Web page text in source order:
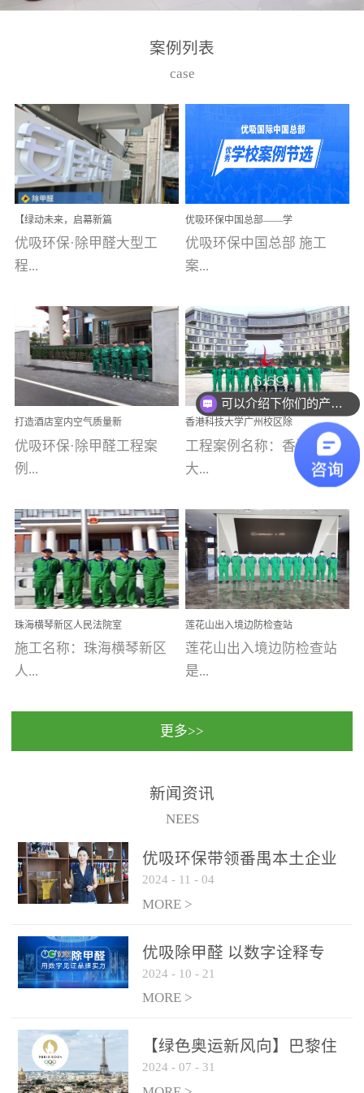
高技能的团队。汇聚了众
取得了多项产品技术专利
和多项国家版权局著作
权，获得高新技术企业称
号。生产优势自主生产自
给自足，优吸公司于2015
在广州番禺区成功建立产
品线生产基地，工厂拥有
自动化生产设备和成熟的
选择源头源材料、严控产
品质量，我们每一批的生
产产品都经过严格的质检
程序；生产车间为优吸总
部和全国分支机构生产光
触媒、净醛王、祛味剂等
优吸系列产品，保质保量
完成生产任务，确保全国
求。资质优势团队优势分
支优势优吸环保是一棵正
茁壮成长的树，只要我们
人人都爱护她、珍惜她、
她将越来越枝繁叶茂，终
将会成为一棵参天大树！
优吸环保截止2020年拥有
全国600家网点分支机构。
案例列表
case
【绿动未来，启幕新篇
章】优吸环保中标深圳安
居乐寓，超大型工装室内
空气治理项目顺利启航，
优吸环保·除甲醛大型工
程...
案例【深圳安居乐寓】室
内空气治理项目深圳安居
乐寓 深圳市安居乐寓
为深圳安居集团旗下城...
优吸环保中国总部——学
校施工案例(节选)
优吸环保中国总部 施工
案...
例(学校工装节选)广州南沙
小学(珠江湾校区)项目地
址：广州市南沙区海滨路
南沙珠江湾江门市蓬江区
禾...
打造酒店室内空气质量新
标杆——优吸环保·标杆之
作：东莞美豪雅致酒店室
内空气治理工程纪实
优吸环保·除甲醛工程案
例...
【东莞美豪雅致酒店】室
内空气治理项目东莞美豪
雅致酒店 东莞美豪雅
致酒店是为中高端人士...
香港科技大学广州校区除
甲醛项目圆满完成
工程案例名称：香港科技
大...
学广州校区室内空气治
理 工程案例地址：广
州南沙区·香港科技大学(广
州)校区 工程案...
珠海横琴新区人民法院室
内除甲醛空气治理项目
施工名称：珠海横琴新区
人...
民法院室内除甲醛空气治
保施工日期：2020年1月珠
莲花山出入境边防检查站
室内除甲醛空气治理项目
莲花山出入境边防检查站
是...
国家通过设在对外开放口
（及各出入境边防检查
更多>>
新闻资讯
NEES
优吸环保带领番禺本​土企业
勇敢破局向“新”
2024 - 11 - 04
MORE >
优吸除甲醛 以数字诠释专
业，尽显除醛品牌实力！
2024 - 10 - 21
MORE >
【绿色奥运新风向】巴黎住
宿风波：优吸环保共建健康
2024 - 07 - 31
可以介绍下你们的产品么